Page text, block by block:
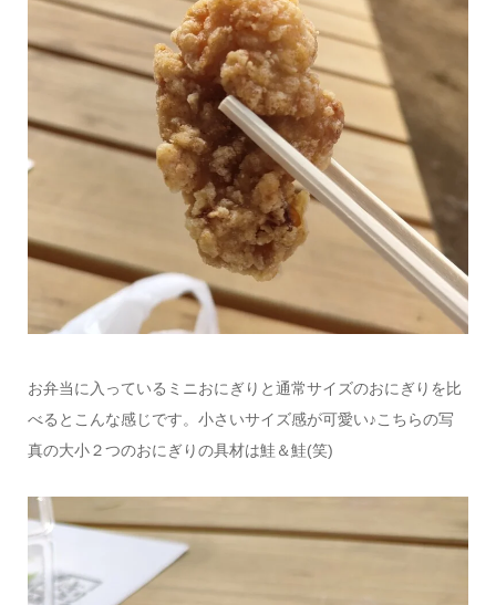
お弁当に入っているミニおにぎりと通常サイズのおにぎりを比
べるとこんな感じです。小さいサイズ感が可愛い♪こちらの写
真の大小２つのおにぎりの具材は鮭＆鮭(笑)